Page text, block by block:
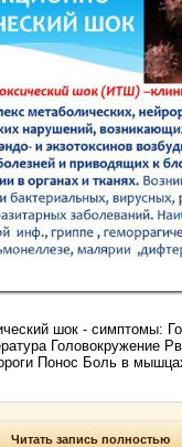
шок - симптомы:
Головокружение
Понос Боль в
Читать запись полностью